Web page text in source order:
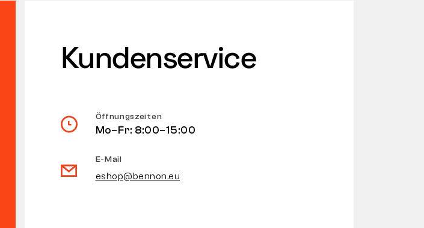
Kundenservice
Öffnungszeiten
Mo–Fr: 8:00–15:00
E-Mail
eshop@bennon.eu